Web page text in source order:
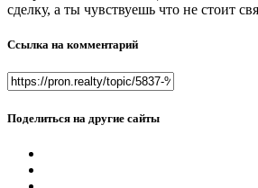
сделку, а ты чувствуешь что не стоит
Ссылка на комментарий
Поделиться на другие сайты